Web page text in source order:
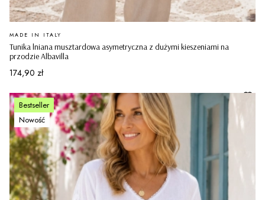
Tunika lniana musztardowa asymetryczna z dużymi kieszeniami na
przodzie Albavilla
PRODUCENT
MADE IN ITALY
Cena
174,90 zł
Bestseller
Nowość